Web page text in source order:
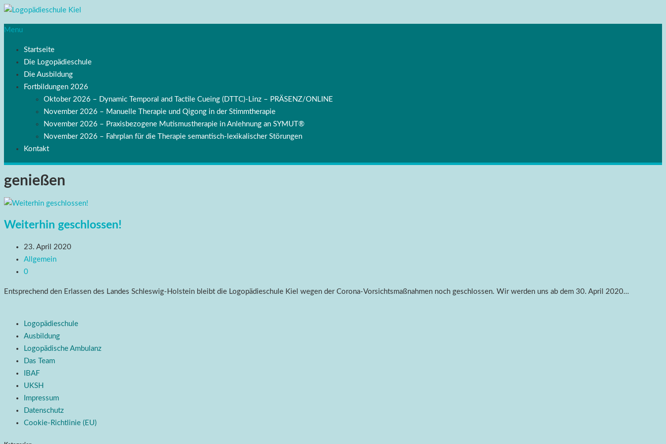
Menu
Startseite
Die Logopädieschule
Die Ausbildung
Fortbildungen 2026
Oktober 2026 – Dynamic Temporal and Tactile Cueing (DTTC)-Linz – PRÄSENZ/ONLINE
November 2026 – Manuelle Therapie und Qigong in der Stimmtherapie
November 2026 – Praxisbezogene Mutismustherapie in Anlehnung an SYMUT®
November 2026 – Fahrplan für die Therapie semantisch-lexikalischer Störungen
Kontakt
genießen
Weiterhin geschlossen!
23. April 2020
Allgemein
0
Entsprechend den Erlassen des Landes Schleswig-Holstein bleibt die Logopädieschule Kiel wegen der Corona-Vorsichtsmaßnahmen noch geschlossen. Wir werden uns ab dem 30. April 2020…
Logopädieschule
Ausbildung
Logopädische Ambulanz
Das Team
IBAF
UKSH
Impressum
Datenschutz
Cookie-Richtlinie (EU)